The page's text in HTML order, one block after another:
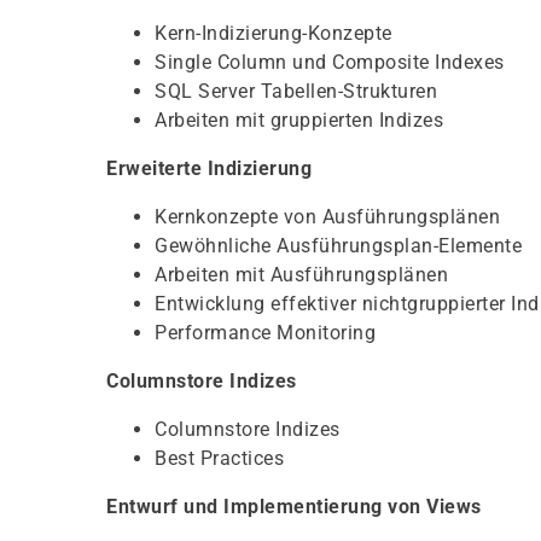
Kern-Indizierung-Konzepte
Single Column und Composite Indexes
SQL Server Tabellen-Strukturen
Arbeiten mit gruppierten Indizes
Erweiterte Indizierung
Kernkonzepte von Ausführungsplänen
Gewöhnliche Ausführungsplan-Elemente
Arbeiten mit Ausführungsplänen
Entwicklung effektiver nichtgruppierter
Performance Monitoring
Columnstore Indizes
Columnstore Indizes
Best Practices
Entwurf und Implementierung von Views